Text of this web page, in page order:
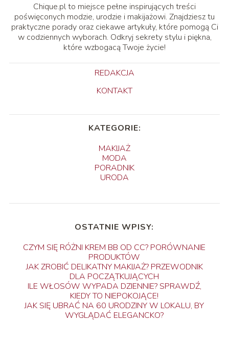
Chique.pl to miejsce pełne inspirujących treści
poświęconych modzie, urodzie i makijażowi. Znajdziesz tu
praktyczne porady oraz ciekawe artykuły, które pomogą Ci
w codziennych wyborach. Odkryj sekrety stylu i piękna,
które wzbogacą Twoje życie!
REDAKCJA
KONTAKT
KATEGORIE:
MAKIJAŻ
MODA
PORADNIK
URODA
OSTATNIE WPISY:
CZYM SIĘ RÓŻNI KREM BB OD CC? PORÓWNANIE
PRODUKTÓW
JAK ZROBIĆ DELIKATNY MAKIJAŻ? PRZEWODNIK
DLA POCZĄTKUJĄCYCH
ILE WŁOSÓW WYPADA DZIENNIE? SPRAWDŹ,
KIEDY TO NIEPOKOJĄCE!
JAK SIĘ UBRAĆ NA 60 URODZINY W LOKALU, BY
WYGLĄDAĆ ELEGANCKO?